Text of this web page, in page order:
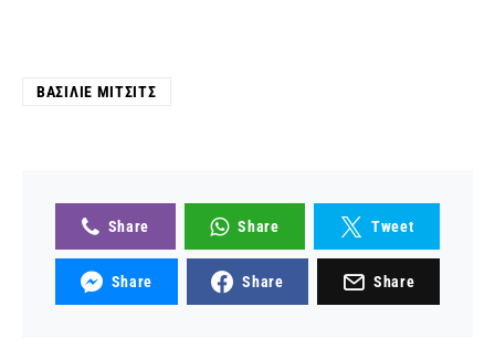
ΒΑΣΊΛΙΕ ΜΊΤΣΙΤΣ
Share Share Tweet
Share Share Share